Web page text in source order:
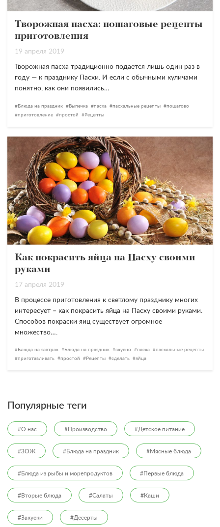
Творожная пасха: пошаговые рецепты
приготовления
19 апреля 2019
Творожная пасха традиционно подается лишь один раз в
году — к празднику Пасхи. И если с обычными куличами
понятно, как они появились…
Блюда на праздник Выпечка пасха пасхальные рецепты
пошагово
приготовление
простой Рецепты
Как покрасить яйца на Пасху своими
руками
17 апреля 2019
В процессе приготовления к светлому празднику многих
интересует – как покрасить яйца на Пасху своими руками.
Способов покраски яиц существует огромное
множество….
Блюда на завтрак Блюда на праздник вкусно пасха
пасхальные рецепты
приготавливать
простой Рецепты сделать яйца
Популярные теги
#О нас #Производство #Детское питание
#ЗОЖ #Блюда на праздник #Мясные блюда
#Блюда из рыбы и морепродуктов #Первые блюда
#Вторые блюда #Салаты #Каши
#Закуски #Десерты